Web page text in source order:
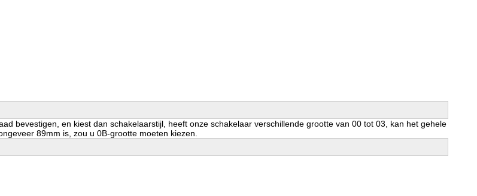
bevestigen, en kiest dan schakelaarstijl, heeft onze schakelaar verschillende grootte van 00 tot 03, kan het gehele
89mm is, zou u 0B-grootte moeten kiezen.